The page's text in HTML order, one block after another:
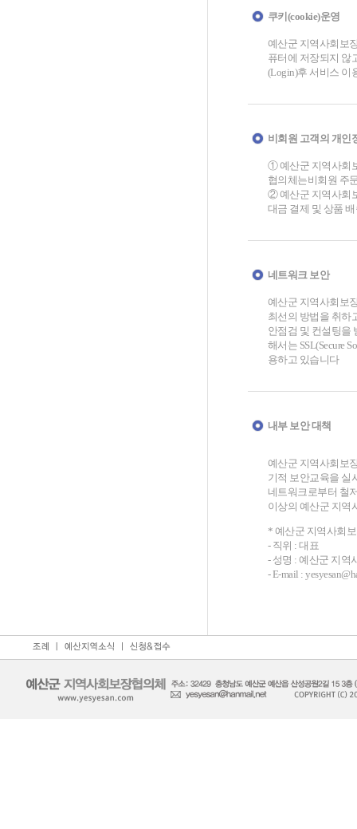
쿠키(cookie)운영
예산군 지역사회보
퓨터에 저장되지 않
(Login)후 서비스 이
비회원 고객의 개인
① 예산군 지역사회
협의체는비회원 주
② 예산군 지역사회
대금 결제 및 상품
네트워크 보안
예산군 지역사회보
최선의 방법을 취하
안점검 및 컨설팅을
해서는 SSL(Secure
용하고 있습니다
내부 보안 대책
예산군 지역사회보
기적 보안교육을 실
네트워크로부터 철
이상의 예산군 지역
* 예산군 지역사회
- 직위 : 대표
- 성명 : 예산군 지역
- E-mail :